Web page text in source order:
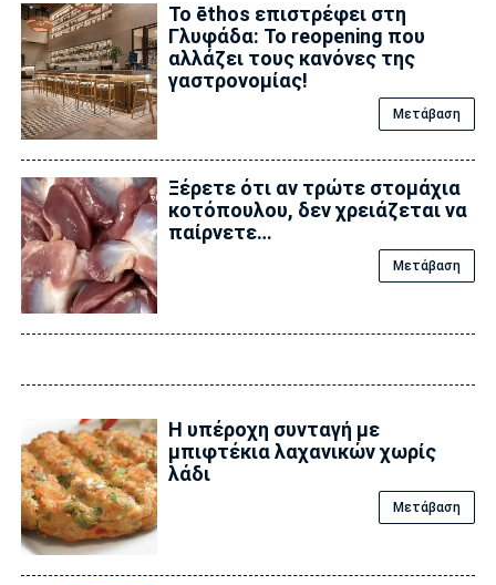
Το ēthos επιστρέφει στη
Γλυφάδα: Το reopening που
αλλάζει τους κανόνες της
γαστρονομίας!
Μετάβαση
Ξέρετε ότι αν τρώτε στομάχια
κοτόπουλου, δεν χρειάζεται να
παίρνετε…
Μετάβαση
Η υπέροχη συνταγή με
μπιφτέκια λαχανικών χωρίς
λάδι
Μετάβαση